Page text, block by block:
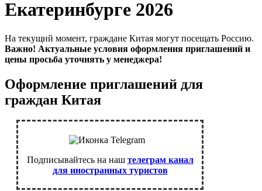
Екатеринбурге 2026
На текущий момент, граждане Китая могут посещать Россию.
Важно! Актуальные условия оформления приглашений и
цены просьба уточнять у менеджера!
Оформление приглашений для
граждан Китая
Подписывайтесь на наш телеграм канал
для иностранных туристов